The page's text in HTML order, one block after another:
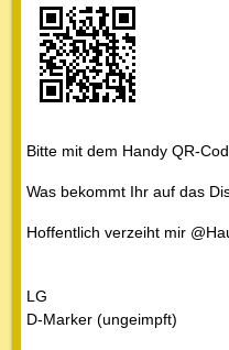
Bitte mit dem Handy QR-
Was bekommt Ihr auf das
Hoffentlich verzeiht mir
LG
D-Marker (ungeimpft)